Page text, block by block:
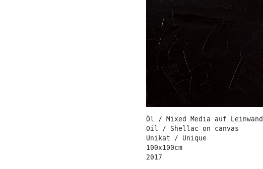
Öl / Mixed Media auf Leinwand
Oil / Shellac on canvas
Unikat / Unique
100x100cm
2017